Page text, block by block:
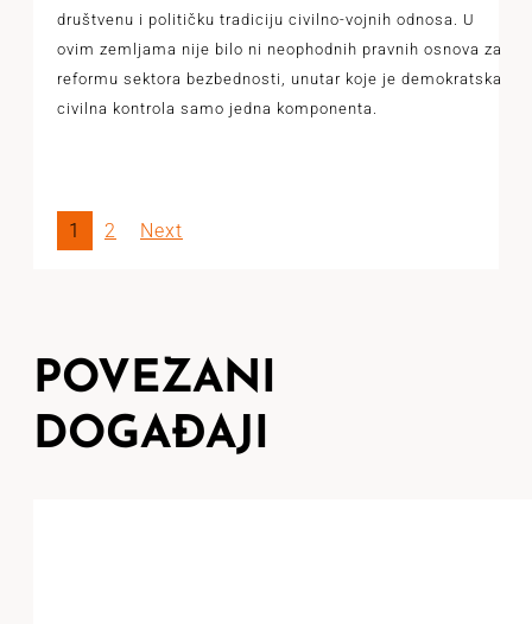
društvenu i političku tradiciju civilno-vojnih odnosa. U
ovim zemljama nije bilo ni neophodnih pravnih osnova za
reformu sektora bezbednosti, unutar koje je demokratska
civilna kontrola samo jedna komponenta.
1 2 Next
POVEZANI
DOGAĐAJI